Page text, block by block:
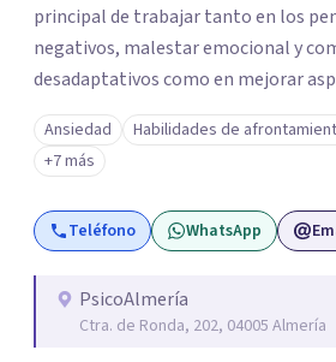
principal de trabajar tanto en los
negativos, malestar emocional y
desadaptativos como en mejorar
habilidades y desarrollo personal.
míos y juntos los alcanzaremos!. Mi objetivo principal es
que consigas el bienestar y equilibrio
consciente de que cada persona es
inicialmente realizaremos una
personalizado. Utilizo diferentes técnicas psicológicas
aunque mi especialidad es la
Ansiedad Habilidades de
+7 más
Teléfono WhatsApp
PsicoAlmería
Ctra. de Ronda, 202, 04005 Almería